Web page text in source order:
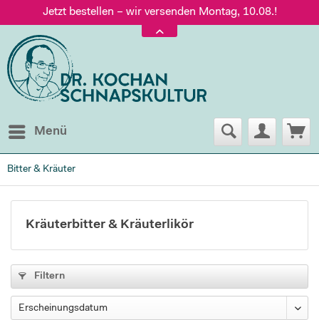
Jetzt bestellen – wir versenden Montag, 10.08.!
Versand nur 5,60 €, gratis ab 95 € Warenwert
Jetzt bestellen – wir versenden Montag, 10.08.!
Menü
Bitter & Kräuter
Kräuterbitter & Kräuterlikör
Filtern